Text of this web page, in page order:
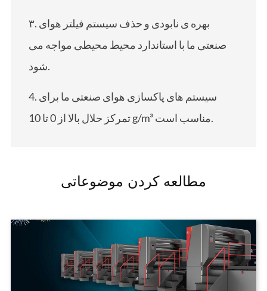
۳. بهره ی نابودی و حذف سیستم فیلتر هوای
صنعتی ما با استاندارد محیط محیطی مواجه می
شود.
4. سیستم های پاکسازی هوای صنعتی ما برای
تمرکز حلال بالا از 0 تا 10 g/m³ مناسب است.
مطالعه کردن موضوعاتی